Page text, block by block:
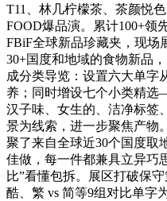
T11、林几柠檬茶、茶颜悦
FOOD爆品演。累计100+领
FBiF全球新品珍藏夹，现场
30+国度和地域的食物新品
成分类导览：设置六大单
养；同时增设七个小类精
汉子味、女生的、洁净标签
景为线索，进一步聚焦产物
聚了来自全球近30个国度取
佳做，每一件都兼具立异巧
比”看懂包拆。展区打破保
酷、繁 vs 简等9组对比单字